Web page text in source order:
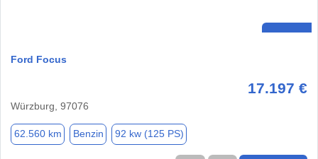
Ford Focus
17.197 €
Würzburg, 97076
62.560 km Benzin 92 kw (125 PS)